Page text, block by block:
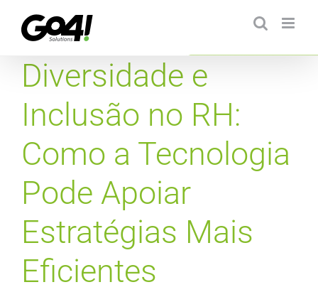
para
conteúdoDiversidade e
Inclusão no RH:
Como a Tecnologia
Pode Apoiar
Estratégias Mais
Eficientes